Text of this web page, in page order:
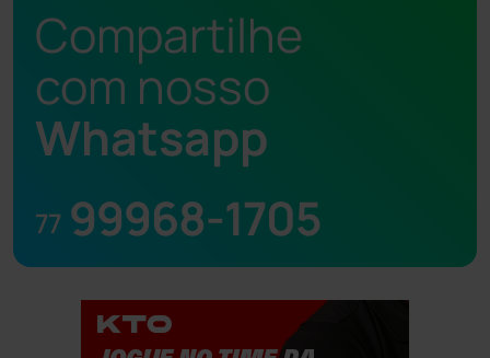
Compartilhe
com nosso
Whatsapp
77 99968-1705